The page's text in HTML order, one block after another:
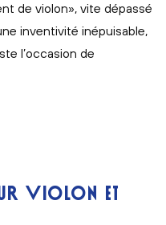
de violon», vite dépassé
inventivité inépuisable,
l’occasion de
VIOLON ET